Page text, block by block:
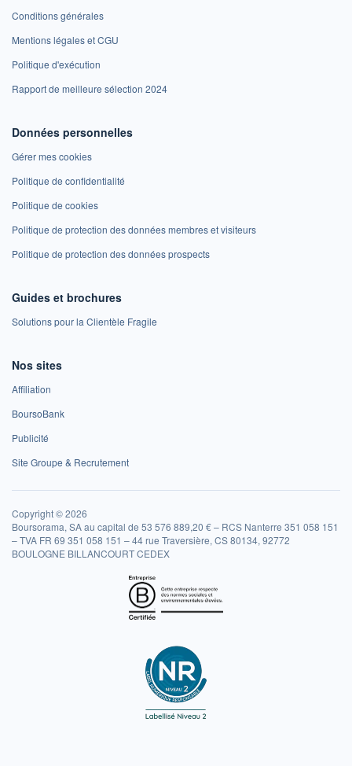
Conditions générales
Mentions légales et CGU
Politique d'exécution
Rapport de meilleure sélection 2024
Données personnelles
Gérer mes cookies
Politique de confidentialité
Politique de cookies
Politique de protection des données membres et visiteurs
Politique de protection des données prospects
Guides et brochures
Solutions pour la Clientèle Fragile
Nos sites
Affiliation
BoursoBank
Publicité
Site Groupe & Recrutement
Copyright © 2026
Boursorama, SA au capital de 53 576 889,20 € – RCS Nanterre 351 058 151
– TVA FR 69 351 058 151 – 44 rue Traversière, CS 80134, 92772
BOULOGNE BILLANCOURT CEDEX